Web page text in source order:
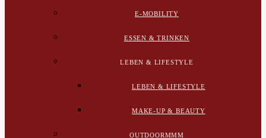
E-MOBILITY
ESSEN & TRINKEN
LEBEN & LIFESTYLE
LEBEN & LIFESTYLE
MAKE-UP & BEAUTY
OUTDOORMMM